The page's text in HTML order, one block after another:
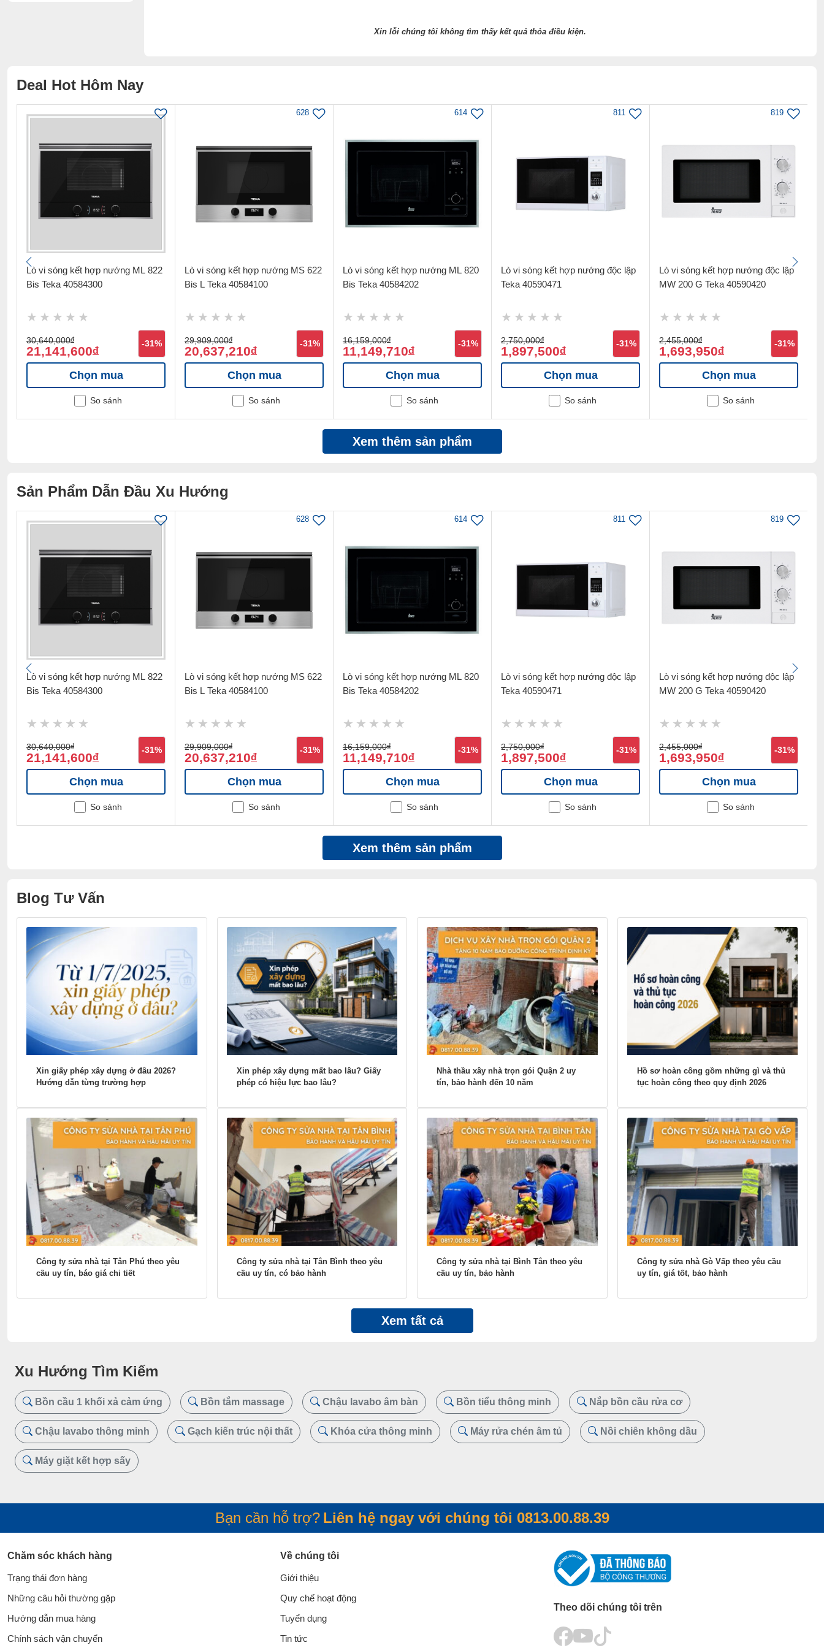
Xin lỗi chúng tôi không tìm thấy kết quả thỏa điều kiện.
Deal Hot Hôm Nay
Lò vi sóng kết hợp nướng ML 822
Bis Teka 40584300
30,640,000đ
21,141,600đ
-31%
Chọn mua
So sánh
628
Lò vi sóng kết hợp nướng MS 622
Bis L Teka 40584100
29,909,000đ
20,637,210đ
-31%
Chọn mua
So sánh
614
Lò vi sóng kết hợp nướng ML 820
Bis Teka 40584202
16,159,000đ
11,149,710đ
-31%
Chọn mua
So sánh
811
Lò vi sóng kết hợp nướng độc lập
Teka 40590471
2,750,000đ
1,897,500đ
-31%
Chọn mua
So sánh
819
Lò vi sóng kết hợp nướng độc lập
MW 200 G Teka 40590420
2,455,000đ
1,693,950đ
-31%
Chọn mua
So sánh
Xem thêm sản phẩm
Sản Phẩm Dẫn Đầu Xu Hướng
Lò vi sóng kết hợp nướng ML 822
Bis Teka 40584300
30,640,000đ
21,141,600đ
-31%
Chọn mua
So sánh
628
Lò vi sóng kết hợp nướng MS 622
Bis L Teka 40584100
29,909,000đ
20,637,210đ
-31%
Chọn mua
So sánh
614
Lò vi sóng kết hợp nướng ML 820
Bis Teka 40584202
16,159,000đ
11,149,710đ
-31%
Chọn mua
So sánh
811
Lò vi sóng kết hợp nướng độc lập
Teka 40590471
2,750,000đ
1,897,500đ
-31%
Chọn mua
So sánh
819
Lò vi sóng kết hợp nướng độc lập
MW 200 G Teka 40590420
2,455,000đ
1,693,950đ
-31%
Chọn mua
So sánh
Xem thêm sản phẩm
Blog Tư Vấn
Xin giấy phép xây dựng ở đâu 2026?
Hướng dẫn từng trường hợp
Xin phép xây dựng mất bao lâu? Giấy
phép có hiệu lực bao lâu?
Nhà thầu xây nhà trọn gói Quận 2 uy
tín, bảo hành đến 10 năm
Hồ sơ hoàn công gồm những gì và thủ
tục hoàn công theo quy định 2026
Công ty sửa nhà tại Tân Phú theo yêu
cầu uy tín, báo giá chi tiết
Công ty sửa nhà tại Tân Bình theo yêu
cầu uy tín, có bảo hành
Công ty sửa nhà tại Bình Tân theo yêu
cầu uy tín, bảo hành
Công ty sửa nhà Gò Vấp theo yêu cầu
uy tín, giá tốt, bảo hành
Xem tất cả
Xu Hướng Tìm Kiếm
Bồn cầu 1 khối xả cảm ứng Bồn tắm massage Chậu lavabo âm bàn Bồn tiểu thông minh Nắp bồn cầu rửa cơ
Chậu lavabo thông minh Gạch kiến trúc nội thất Khóa cửa thông minh Máy rửa chén âm tủ Nồi chiên không dầu
Máy giặt kết hợp sấy
Bạn cần hỗ trợ? Liên hệ ngay với chúng tôi 0813.00.88.39
Chăm sóc khách hàng
Trạng thái đơn hàng
Những câu hỏi thường gặp
Hướng dẫn mua hàng
Chính sách vận chuyển
Về chúng tôi
Giới thiệu
Quy chế hoạt động
Tuyển dụng
Tin tức
Theo dõi chúng tôi trên